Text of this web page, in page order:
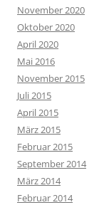
November 2020
Oktober 2020
April 2020
Mai 2016
November 2015
Juli 2015
April 2015
März 2015
Februar 2015
September 2014
März 2014
Februar 2014